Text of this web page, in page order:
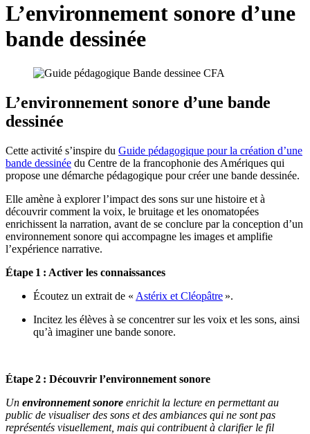
L’environnement sonore d’une
bande dessinée
L’environnement sonore d’une bande
dessinée
Cette activité s’inspire du Guide pédagogique pour la création d’une
bande dessinée du Centre de la francophonie des Amériques qui
propose une démarche pédagogique pour créerune bande dessinée.
Elle amène à explorer l’impact des sons sur une histoire et à
découvrir comment la voix, le bruitage et les onomatopées
enrichissent la narration, avant de se conclure par la conception d’un
environnement sonore qui accompagne les images et amplifie
l’expérience narrative.
Étape 1 : Activer les connaissances
Écoutez un extrait de « Astérix et Cléopâtre ».
Incitez les élèves à se concentrer sur les voix et les sons, ainsi
qu’à imaginer une bande sonore.
Étape2 : Découvrir l’environnement sonore
Un environnement sonore enrichit la lecture en permettant au
public de visualiser des sons et des ambiances qui ne sont pas
représentés visuellement, mais qui contribuent à clarifier le fil